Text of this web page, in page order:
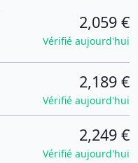
2,059 €
Vérifié aujourd'hui
2,189 €
Vérifié aujourd'hui
2,249 €
Vérifié aujourd'hui